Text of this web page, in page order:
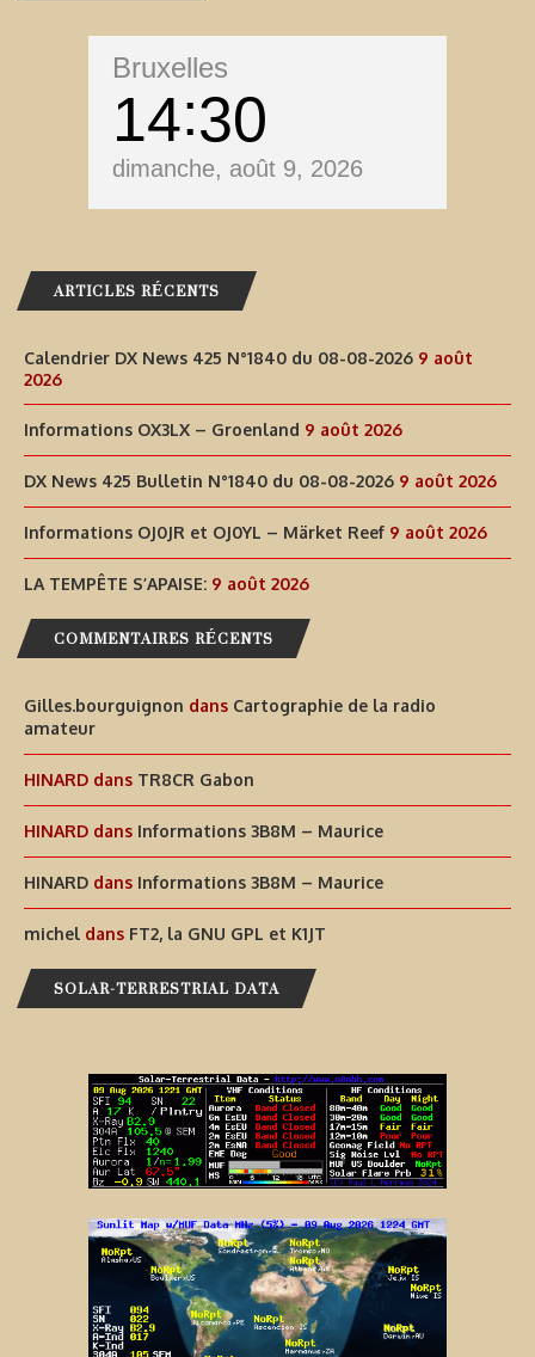
Bruxelles
14 30
dimanche, août 9, 2026
ARTICLES RÉCENTS
Calendrier DX News 425 N°1840 du 08-08-2026 9 août
2026
Informations OX3LX – Groenland 9 août 2026
DX News 425 Bulletin N°1840 du 08-08-2026 9 août 2026
Informations OJ0JR et OJ0YL – Märket Reef 9 août 2026
LA TEMPÊTE S’APAISE: 9 août 2026
COMMENTAIRES RÉCENTS
Gilles.bourguignon dans Cartographie de la radio
amateur
HINARD dans TR8CR Gabon
HINARD dans Informations 3B8M – Maurice
HINARD dans Informations 3B8M – Maurice
michel dans FT2, la GNU GPL et K1JT
SOLAR-TERRESTRIAL DATA